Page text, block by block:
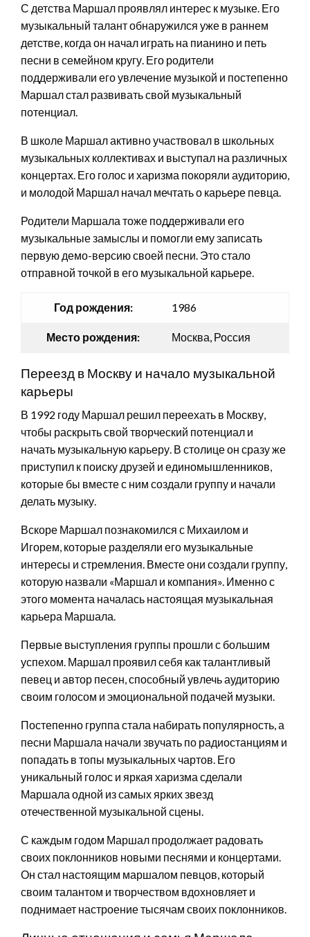
С детства Маршал проявлял интерес к музыке. Его
музыкальный талант обнаружился уже в раннем
детстве, когда он начал играть на пианино и петь
песни в семейном кругу. Его родители
поддерживали его увлечение музыкой и постепенно
Маршал стал развивать свой музыкальный
потенциал.
В школе Маршал активно участвовал в школьных
музыкальных коллективах и выступал на различных
концертах. Его голос и харизма покоряли аудиторию,
и молодой Маршал начал мечтать о карьере певца.
Родители Маршала тоже поддерживали его
музыкальные замыслы и помогли ему записать
первую демо-версию своей песни. Это стало
отправной точкой в его музыкальной карьере.
Год рождения: 1986
Место рождения: Москва, Россия
Переезд в Москву и начало музыкальной
карьеры
В 1992 году Маршал решил переехать в Москву,
чтобы раскрыть свой творческий потенциал и
начать музыкальную карьеру. В столице он сразу же
приступил к поиску друзей и единомышленников,
которые бы вместе с ним создали группу и начали
делать музыку.
Вскоре Маршал познакомился с Михаилом и
Игорем, которые разделяли его музыкальные
интересы и стремления. Вместе они создали группу,
которую назвали «Маршал и компания». Именно с
этого момента началась настоящая музыкальная
карьера Маршала.
Первые выступления группы прошли с большим
успехом. Маршал проявил себя как талантливый
певец и автор песен, способный увлечь аудиторию
своим голосом и эмоциональной подачей музыки.
Постепенно группа стала набирать популярность, а
песни Маршала начали звучать по радиостанциям и
попадать в топы музыкальных чартов. Его
уникальный голос и яркая харизма сделали
Маршала одной из самых ярких звезд
отечественной музыкальной сцены.
С каждым годом Маршал продолжает радовать
своих поклонников новыми песнями и концертами.
Он стал настоящим маршалом певцов, который
своим талантом и творчеством вдохновляет и
поднимает настроение тысячам своих поклонников.